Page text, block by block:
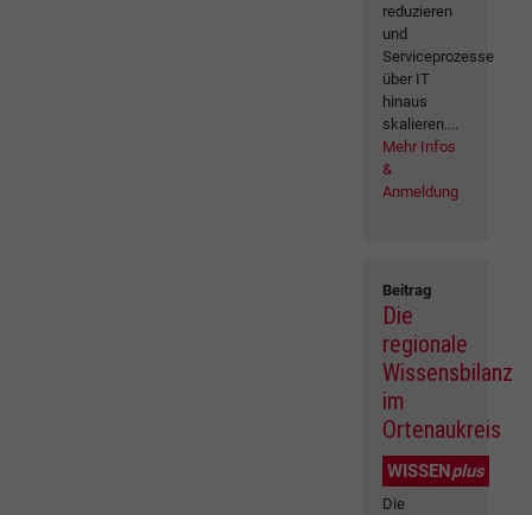
reduzieren
und
Serviceprozesse
über IT
hinaus
skalieren....
Mehr Infos
&
Anmeldung
Beitrag
Die
regionale
Wissensbilanz
im
Ortenaukreis
WISSENplus
Die